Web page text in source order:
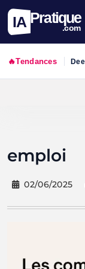
IA Pratique
.com
🔥Tendances
emploi
02/06/2025